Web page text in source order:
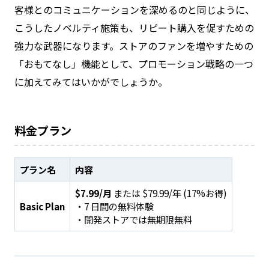
客様とのコミュニケーションを深めるのと同じように、
こうしたノベルティ施策も、リピート購入を促すための
強力な武器になります。ストアのファンを増やすための
「おもてなし」機能として、プロモーション戦略の一つ
に加えてみてはいかがでしょうか。
料金プラン
プラン名 内容
Basic Plan
$7.99/月 または $79.99/年 (17%お得)
・7 日間の無料体験
・開発ストアでは無期限無料